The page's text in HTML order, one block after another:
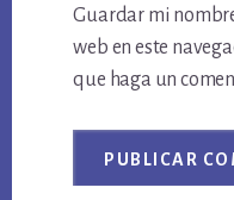
Guardar mi
web en este
que haga un